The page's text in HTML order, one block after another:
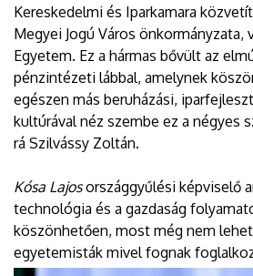
Kereskedelmi és Iparkamara
Megyei Jogú Város önkormányzata,
Egyetem. Ez a hármas bővült az
pénzintézeti lábbal, amelynek
egészen más beruházási,
kultúrával néz szembe ez a négyes
rá Szilvássy Zoltán.
Kósa Lajosországgyűlési képviselő
technológia és a gazdaság
köszönhetően, most még nem
egyetemisták mivel fognak